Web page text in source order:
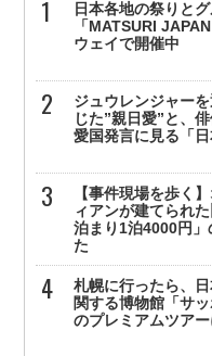
日本各地の祭りと
「MATSURI
ウェイで開催中
ジュウレンジャー
じた”親日愛”と、
愛国発言に見る「日
【事件現場を歩く
ィアンが建てられ
泊まり1泊4000円
た
札幌に行ったら、
関する博物館「サ
のプレミアムツアー